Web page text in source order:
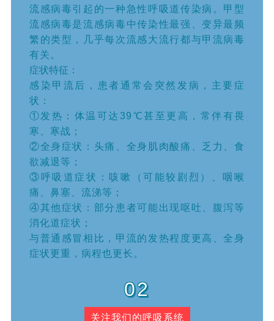
流感病毒引起的一种急性呼吸道传染病。甲型
流感病毒是流感病毒中传染性最强、变异最频
繁的类型，几乎每次流感大流行都与甲流病毒
有关。
症状特征：
感染甲流后，患者通常会突然发病，主要症
状：
①发热：体温可达39℃甚至更高，常伴有畏
寒、寒战；
②全身症状：头痛、全身肌肉酸痛、乏力、食
欲减退等；
③呼吸道症状：咳嗽（可能较剧烈）、咽喉
痛、鼻塞、流涕等；
④其他症状：部分患者可能出现呕吐、腹泻等
消化道症状；
与普通感冒相比，甲流的发热程度更高、全身
症状更重，病程也更长。
02
关注我们的呼吸系统